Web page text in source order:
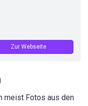
Zur Webseite
meist Fotos aus den